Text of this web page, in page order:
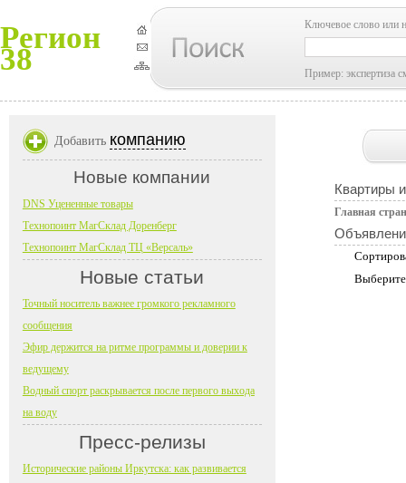
Регион
38
Ключевое слово или
Пример: экспертиза
Квартиры
Главная
Добавить компанию
Новые компании
DNS Уцененные товары
Технопоинт МагСклад Доренберг
Технопоинт МагСклад ТЦ «Версаль»
Новые статьи
Точный носитель важнее громкого рекламного
сообщения
Эфир держится на ритме программы и доверии к
ведущему
Водный спорт раскрывается после первого выхода
на воду
Пресс-релизы
Исторические районы Иркутска: как развивается